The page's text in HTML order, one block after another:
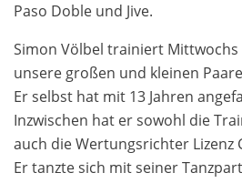
Paso Doble und Jive.
Simon Völbel trainiert
unsere großen und kleinen
Er selbst hat mit 13 Jahren
Inzwischen hat er sowohl die
auch die Wertungsrichter Lizenz
Er tanzte sich mit seiner